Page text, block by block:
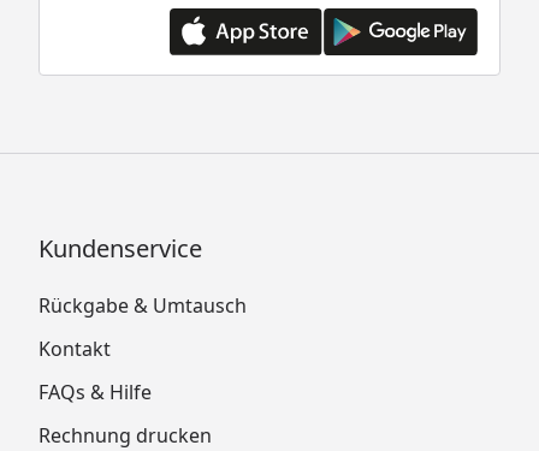
Kundenservice
Rückgabe & Umtausch
Kontakt
FAQs & Hilfe
Rechnung drucken